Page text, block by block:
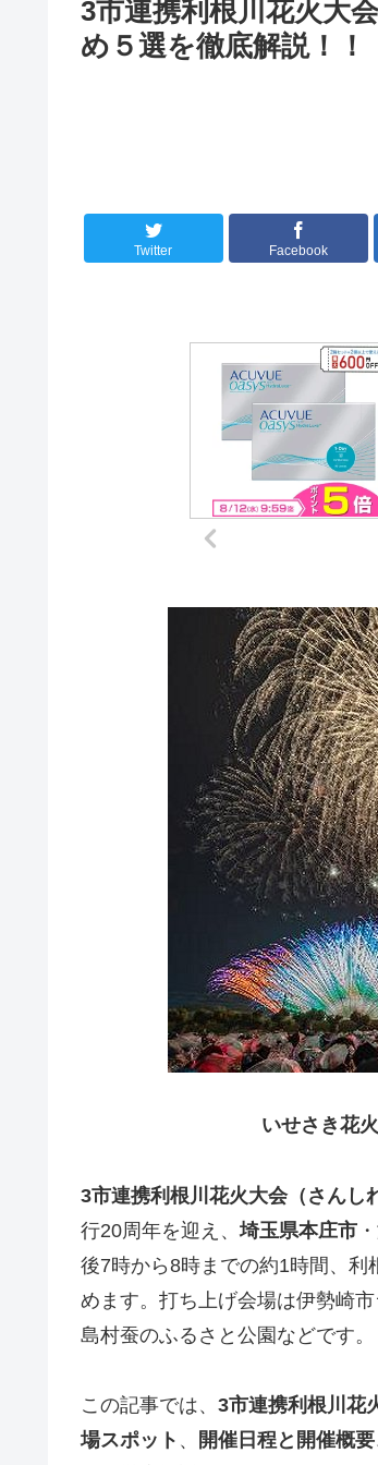
3市連携利根川花火大
め５選を徹底解説！！
Twitter Facebook
いせさき花
3市連携利根川花火大会（さんし
行20周年を迎え、埼玉県本庄市 ・
後7時から8時までの約1時間、利
めます。打ち上げ会場は伊勢崎
島村蚕のふるさと公園などです。
この記事では、 3市連携利根川花
場スポット 、 開催日程と開催概要